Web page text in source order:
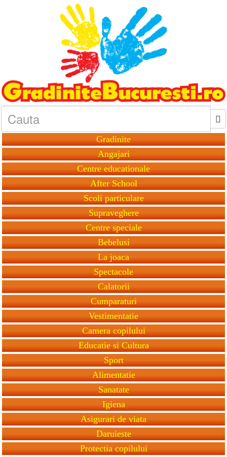
Gradinite
Angajari
Centre educationale
After School
Scoli particulare
Supraveghere
Centre speciale
Bebelusi
La joaca
Spectacole
Calatorii
Cumparaturi
Vestimentatie
Camera copilului
Educatie si Cultura
Sport
Alimentatie
Sanatate
Igiena
Asigurari de viata
Daruieste
Protectia copilului